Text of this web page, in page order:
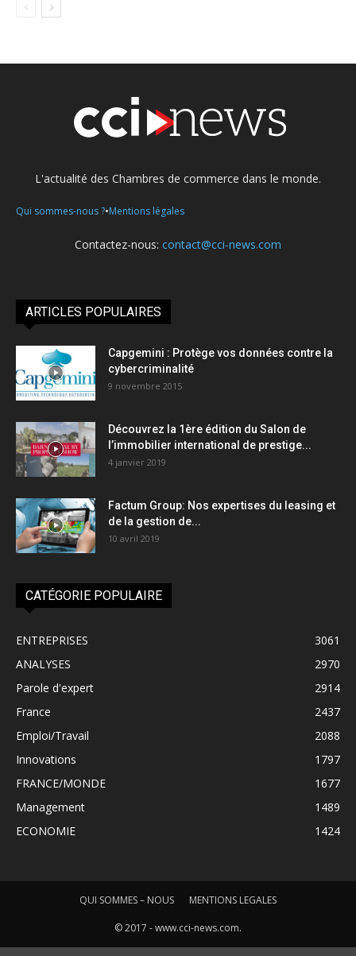
L'actualité des Chambres de commerce dans le monde.
Qui sommes-nous ?•Mentions légales
Contactez-nous: contact@cci-news.com
ARTICLES POPULAIRES
Capgemini : Protège vos données contre la
cybercriminalité
9 novembre 2015
Découvrez la 1ère édition du Salon de
l’immobilier international de prestige...
4 janvier 2019
Factum Group: Nos expertises du leasing et
de la gestion de...
10 avril 2019
CATÉGORIE POPULAIRE
ENTREPRISES
3061
ANALYSES
2970
Parole d'expert
2914
France
2437
Emploi/Travail
2088
Innovations
1797
FRANCE/MONDE
1677
Management
1489
ECONOMIE
1424
QUI SOMMES – NOUS MENTIONS LEGALES
© 2017 - www.cci-news.com.